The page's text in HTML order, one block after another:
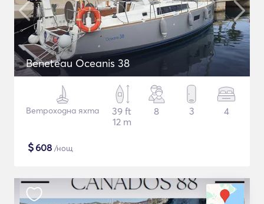
Beneteau Oceanis 38
Ветроходна яхта
39 ft
12 m
8 3 4
$608 /нощ